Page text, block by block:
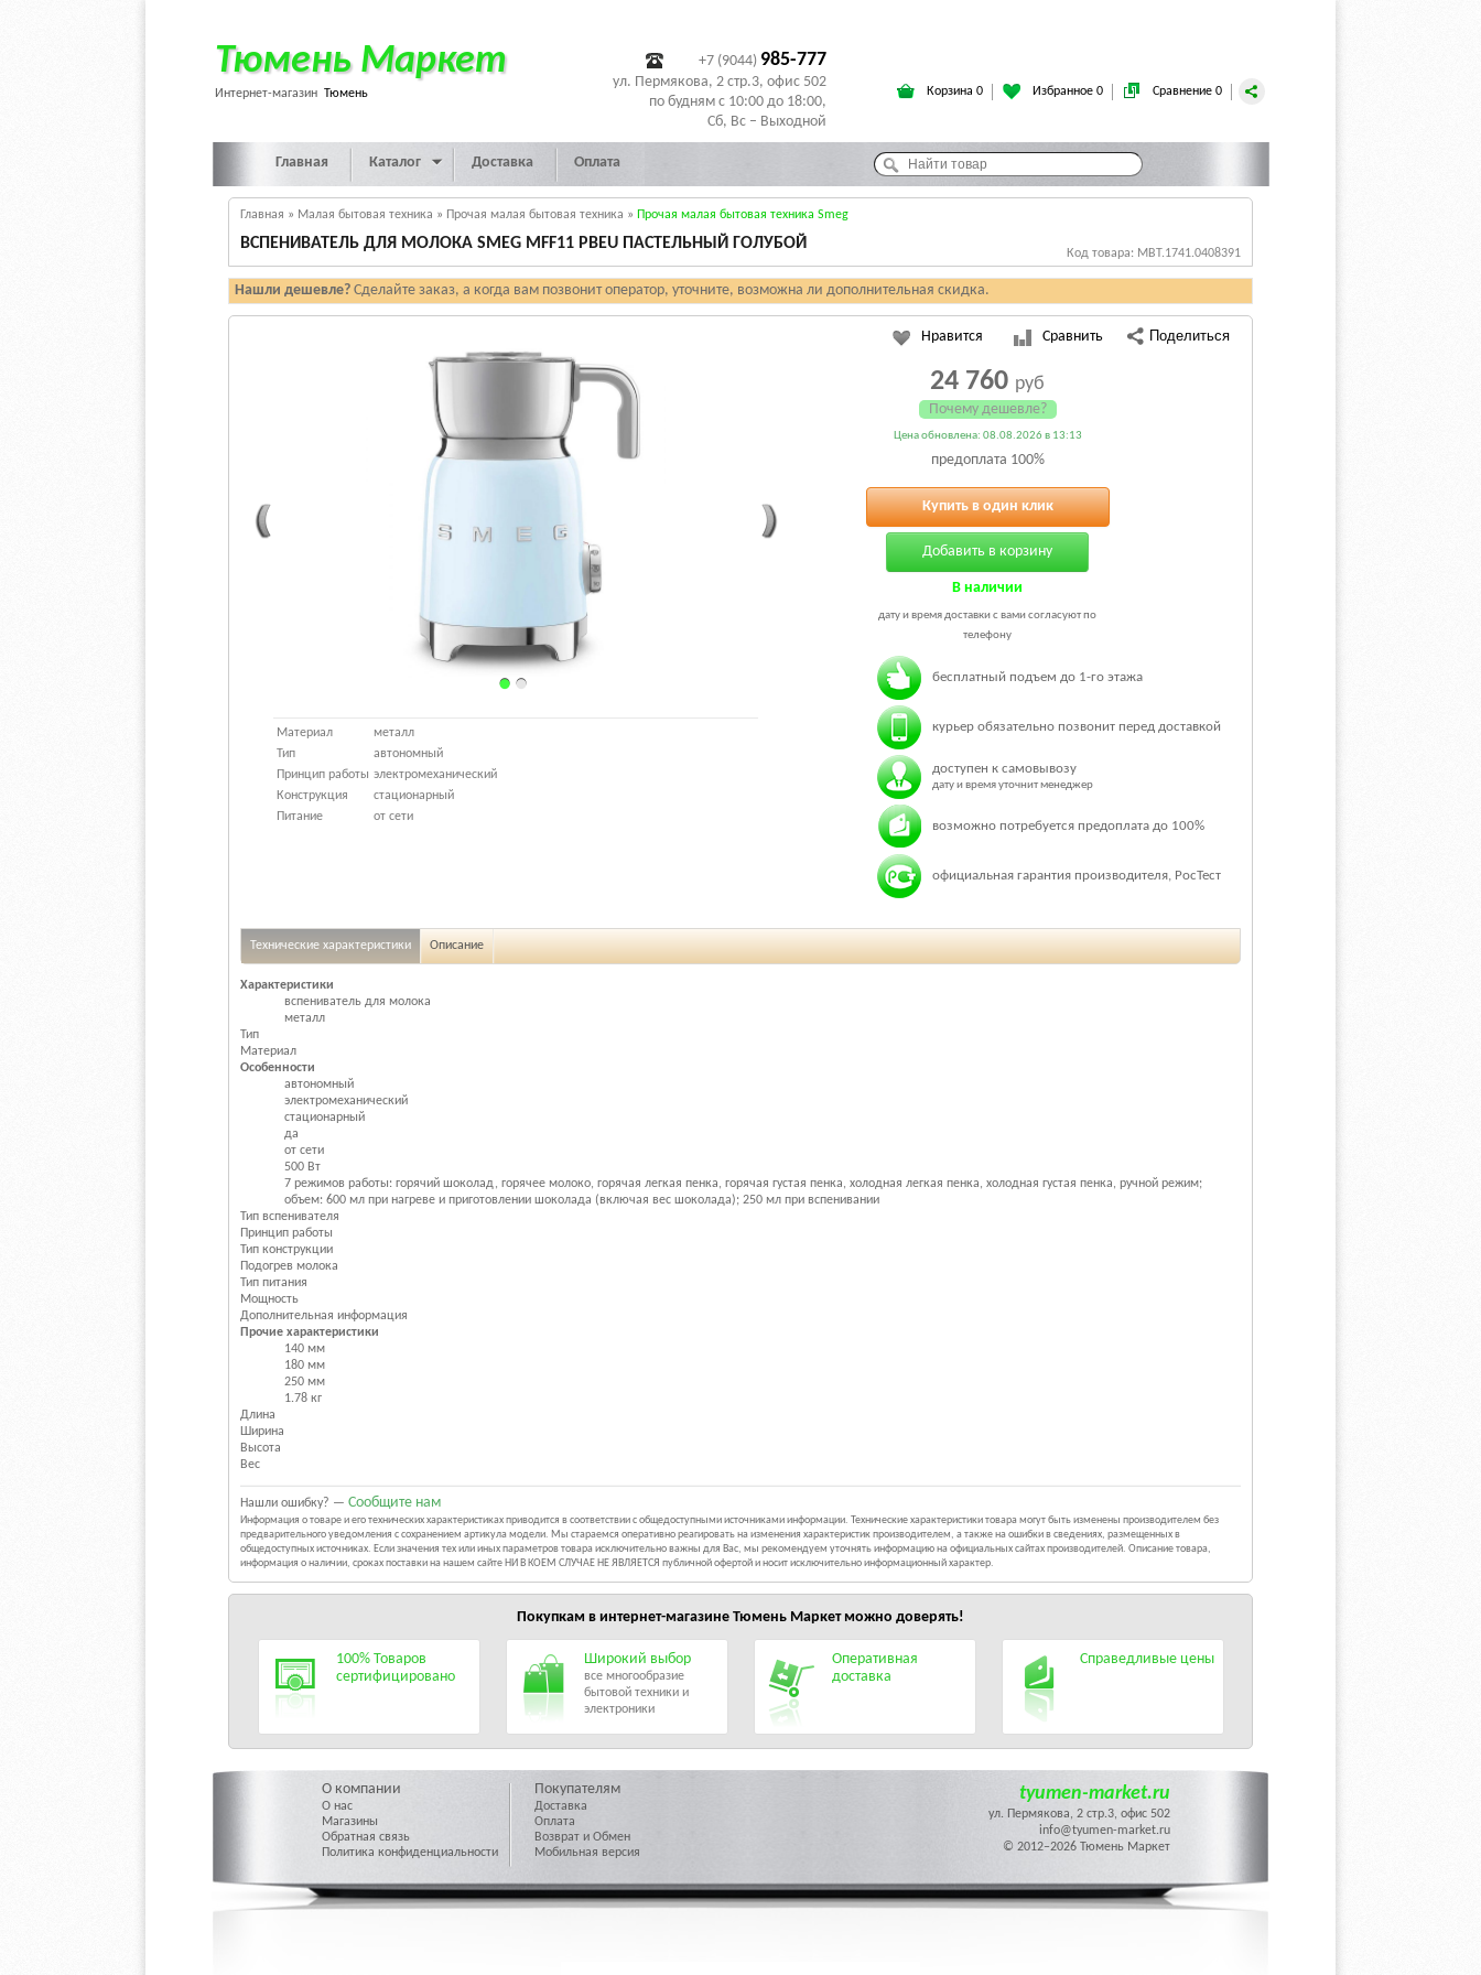
Тюмень Маркет
Интернет-магазин Тюмень
+7 (9044) 985-777
ул. Пермякова, 2 стр.3, офис 502
по будням с 10:00 до 18:00,
Сб, Вс – Выходной
Корзина 0 Избранное 0 Сравнение 0
Главная Каталог Доставка Оплата
Главная » Малая бытовая техника » Прочая малая бытовая техника » Прочая малая бытовая техника Smeg
Код товара: MBT.1741.0408391
ВСПЕНИВАТЕЛЬ ДЛЯ МОЛОКА SMEG MFF11 PBEU ПАСТЕЛЬНЫЙ ГОЛУБОЙ
Нашли дешевле? Сделайте заказ, а когда вам позвонит оператор, уточните, возможна ли дополнительная скидка.
Материал
металл
Тип
автономный
Принцип работы электромеханический
Конструкция
стационарный
Питание
от сети
Нравится Сравнить
24 760 руб
Почему дешевле?
Цена обновлена: 08.08.2026 в 13:13
предоплата 100%
Купить в один клик
Добавить в корзину
В наличии
дату и время доставки с вами согласуют по
телефону
бесплатный подъем до 1-го этажа
курьер обязательно позвонит перед доставкой
доступен к самовывозу
дату и время уточнит менеджер
возможно потребуется предоплата до 100%
официальная гарантия производителя, РосТест
Технические характеристики Описание
Характеристики
вспениватель для молока
металл
Тип
Материал
Особенности
автономный
электромеханический
стационарный
да
от сети
500 Вт
7 режимов работы: горячий шоколад, горячее молоко, горячая легкая пенка, горячая густая пенка, холодная легкая пенка, холодная густая пенка, ручной режим;
объем: 600 мл при нагреве и приготовлении шоколада (включая вес шоколада); 250 мл при вспенивании
Тип вспенивателя
Принцип работы
Тип конструкции
Подогрев молока
Тип питания
Мощность
Дополнительная информация
Прочие характеристики
140 мм
180 мм
250 мм
1.78 кг
Длина
Ширина
Высота
Вес
Нашли ошибку? — Сообщите нам
Информация о товаре и его технических характеристиках приводится в соответствии с общедоступными источниками информации. Технические характеристики товара могут быть изменены производителем без
предварительного уведомления с сохранением артикула модели. Мы стараемся оперативно реагировать на изменения характеристик производителем, а также на ошибки в сведениях, размещенных в
общедоступных источниках. Если значения тех или иных параметров товара исключительно важны для Вас, мы рекомендуем уточнять информацию на официальных сайтах производителей. Описание товара,
информация о наличии, сроках поставки на нашем сайте НИ В КОЕМ СЛУЧАЕ НЕ ЯВЛЯЕТСЯ публичной офертой и носит исключительно информационный характер.
Покупкам в интернет-магазине Тюмень Маркетможно доверять!
100% Товаров
сертифицировано
Широкий выбор
все многообразие
бытовой техники и
электроники
Оперативная
доставка
Справедливые цены
О компании
О нас
Магазины
Обратная связь
Политика конфиденциальности
Покупателям
Доставка
Оплата
Возврат и Обмен
Мобильная версия
tyumen-market.ru
ул. Пермякова, 2 стр.3, офис 502
info@tyumen-market.ru
© 2012–2026 Тюмень Маркет